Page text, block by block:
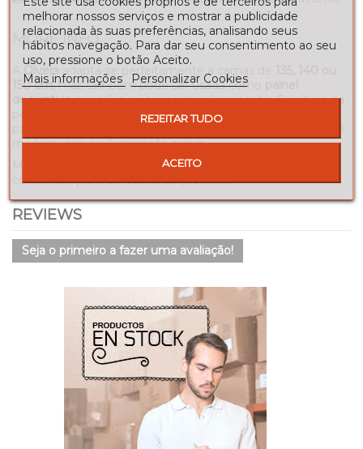
MORE INFO
Olvera adapta-se perfeitamente a camas de
150 cm, mas também pode ser usada como
decorativoem salas ou zonas de relaxamento. Combina na
perfeição com estilos boho, rústicos ou minimalistas —
madeira clara ou iluminação suave.
Mais do que uma cabeceira, é um convite diário à
contemplação e ao descanso profundo.
REVIEWS
Seja o primeiro a fazer uma avaliação!
melhorar nossos serviços e mostrar a publicidade
relacionada às suas preferências, analisando seus
hábitos navegação. Para dar seu consentimento ao seu
uso, pressione o botão Aceito.
Mais informações
Personalizar Cookies
REJEITAR TUDO
ACEITO